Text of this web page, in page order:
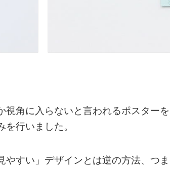
視角に入らないと言われるポスター
を行いました。
やすい」デザインとは逆の方法、つ